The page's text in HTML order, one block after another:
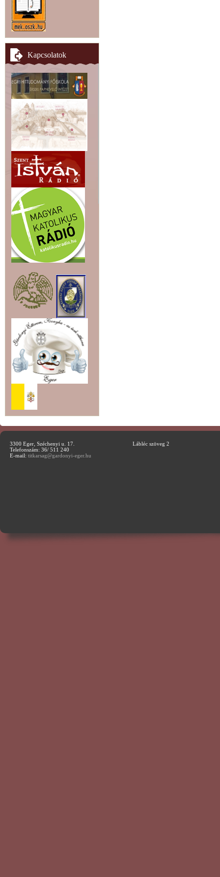
Kapcsolatok
3300 Eger, Széchenyi u. 17.
Telefonszám: 36/ 511 240
E-mail: titkarsag@gardonyi-eger.hu
Lábléc szöveg 2